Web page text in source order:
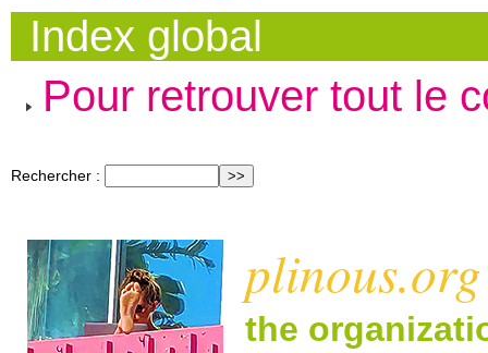
Index global
Pour retrouver tout le
Rechercher :
plinous.org
the